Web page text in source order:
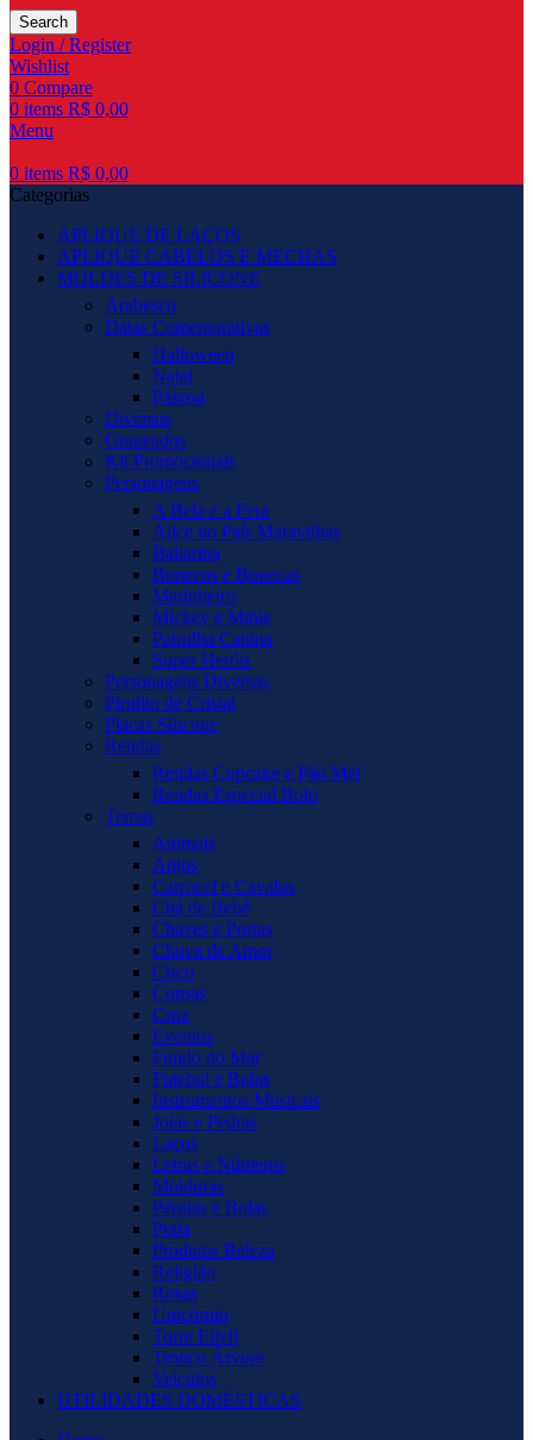
Search
Login / Register
Wishlist
0 Compare
0 items R$ 0,00
Menu
0 items R$ 0,00
Categorias
APLIQUE DE LAÇOS
APLIQUE CABELOS E MECHAS
MOLDES DE SILICONE
Arabesco
Datas Comemorativas
Halloween
Natal
Páscoa
Diversos
Grapeados
Kit Promocionais
Personagens
A Bela e a Fera
Alice no País Maravilhas
Bailarina
Bonecos e Bonecas
Marinheiro
Mickey e Minie
Patrulha Canina
Super Heróis
Personagens Diversas
Pirulito de Cristal
Placas Silicone
Rendas
Rendas Cupcake e Pão Mel
Rendas Especial Bolo
Temas
Animais
Anjos
Carrocel e Cavalos
Chá de Bebê
Chaves e Portas
Chuva de Amor
Circo
Coroas
Cruz
Eventos
Fundo do Mar
Futebol e Bolas
Instrumentos Musicais
Joias e Pedras
Laços
Letras e Números
Molduras
Pérolas e Bolas
Praia
Produtos Beleza
Religião
Rosas
Unicórnio
Torre Eifell
Tronco Árvore
Veículos
UTILIDADES DOMÉSTICAS